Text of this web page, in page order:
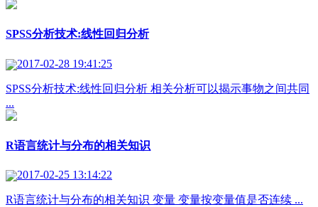
SPSS分析技术:线性回归分析
2017-02-28 19:41:25
SPSS分析技术:线性回归分析 相关分析可以揭示事物之间共同
...
R语言统计与分布的相关知识
2017-02-25 13:14:22
R语言统计与分布的相关知识 变量 变量按变量值是否连续 ...